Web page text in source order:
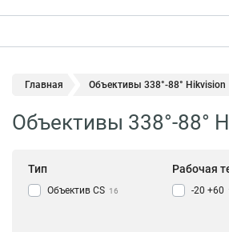
Главная Объективы 338°-88° Hikvision
Объективы 338°-88°
Тип
Объектив CS 16
Рабочая
-20 +60